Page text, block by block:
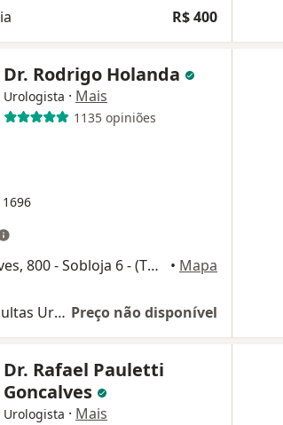
R$ 400
Dr. Rodrigo Holanda
Urologista · Mais
1135 opiniões
1696
Av. Rodrigues Alves, 800 - Sobloja 6 - (TBC - Tyrol Business Center), Natal
• Mapa
Retorno de consultas Urologia Preço não disponível
Dr. Rafael Pauletti
Goncalves
Urologista · Mais